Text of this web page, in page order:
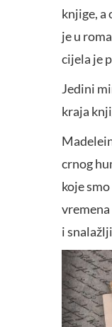
knjige, a
je u
cijela je
Jedini
kraja
crnog
koje
i